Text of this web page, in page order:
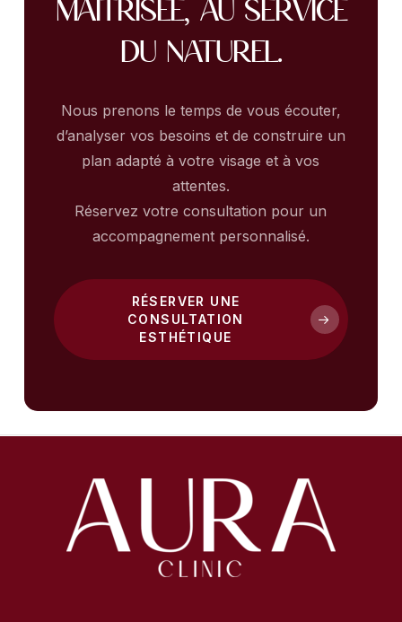
maîtrisée, au service
du naturel.
Nous prenons le temps de vous écouter,
d’analyser vos besoins et de construire un
plan adapté à votre visage et à vos
attentes.
Réservez votre consultation pour un
accompagnement personnalisé.
RÉSERVER UNE
CONSULTATION
ESTHÉTIQUE